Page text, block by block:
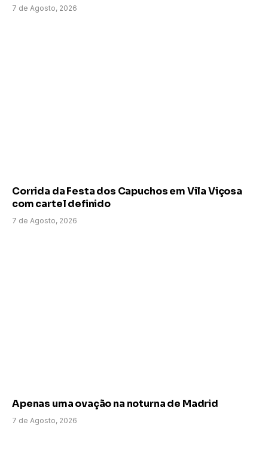
7 de Agosto, 2026
Corrida da Festa dos Capuchos em Vila Viçosa
com cartel definido
7 de Agosto, 2026
Apenas uma ovação na noturna de Madrid
7 de Agosto, 2026